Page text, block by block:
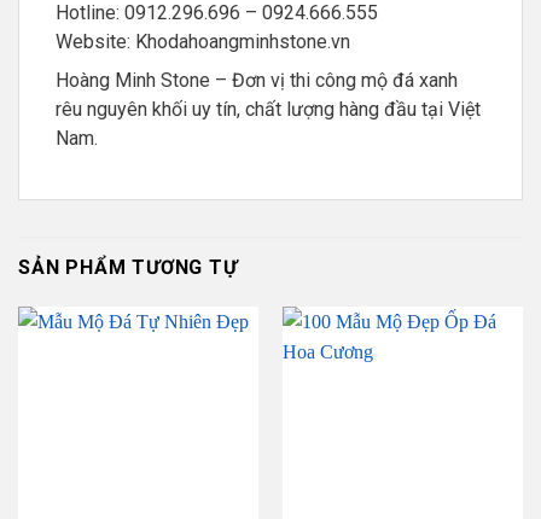
Hotline: 0912.296.696 – 0924.666.555
Website: Khodahoangminhstone.vn
Hoàng Minh Stone – Đơn vị thi công mộ đá xanh
rêu nguyên khối uy tín, chất lượng hàng đầu tại Việt
Nam.
SẢN PHẨM TƯƠNG TỰ